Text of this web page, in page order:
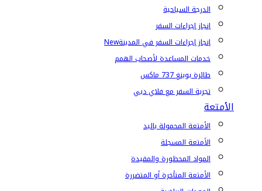
الدرجة السياحية
إنجاز إجراءات السفر
إنجاز إجراءات السفر في المدينةNew
خدمات المساعدة لأصحاب الهمم
طائرة بوينغ 737 ماكس
تجربة السفر مع فلاي دبي
الأمتعة
الأمتعة المحمولة باليد
الأمتعة المسجلة
المواد المحظورة والمقيدة
الأمتعة المتأخرة أو المتضررة